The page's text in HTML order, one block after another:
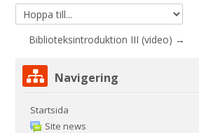
Hoppa
till...Biblioteksintroduktion III (video) →
Hoppa
över
Navigering
Startsida
Site news